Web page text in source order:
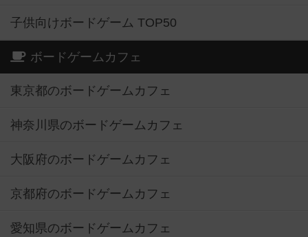
子供向けボードゲーム TOP50
ボードゲームカフェ
東京都のボードゲームカフェ
神奈川県のボードゲームカフェ
大阪府のボードゲームカフェ
京都府のボードゲームカフェ
愛知県のボードゲームカフェ